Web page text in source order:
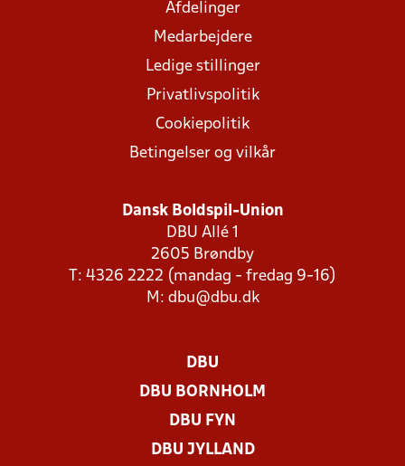
Afdelinger
Medarbejdere
Ledige stillinger
Privatlivspolitik
Cookiepolitik
Betingelser og vilkår
Dansk Boldspil-Union
DBU Allé 1
2605 Brøndby
T: 4326 2222 (mandag - fredag 9-16)
M: dbu@dbu.dk
DBU
DBU BORNHOLM
DBU FYN
DBU JYLLAND